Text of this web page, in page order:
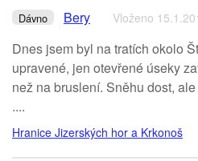
Dávno Bery Vloženo
Dnes jsem byl na tratích okolo
upravené, jen otevřené úseky
než na bruslení. Sněhu dost,
....
Hranice Jizerských hor a Krkonoš